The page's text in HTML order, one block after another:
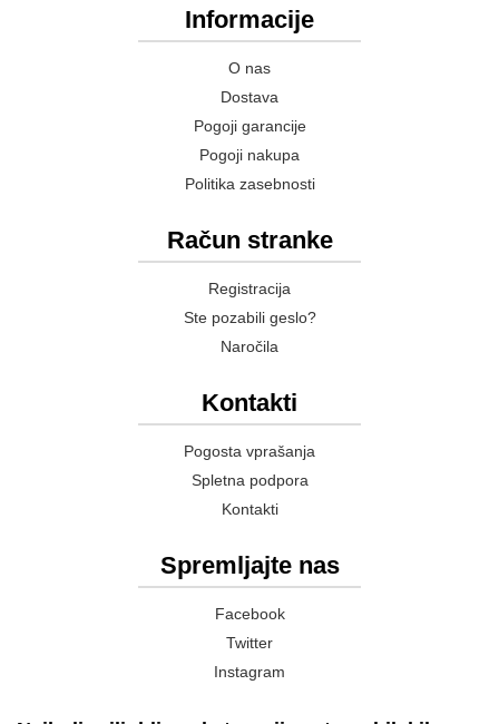
Informacije
O nas
Dostava
Pogoji garancije
Pogoji nakupa
Politika zasebnosti
Račun stranke
Registracija
Ste pozabili geslo?
Naročila
Kontakti
Pogosta vprašanja
Spletna podpora
Kontakti
Spremljajte nas
Facebook
Twitter
Instagram